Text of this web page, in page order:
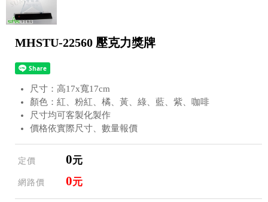
MHSTU-22560 壓克力獎牌
尺寸：高17x寬17cm
顏色：紅、粉紅、橘、黃、綠、藍、紫、咖啡
尺寸均可客製化製作
價格依實際尺寸、數量報價
定價 0元
網路價 0元